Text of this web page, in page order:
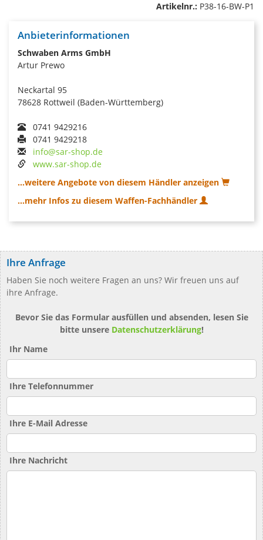
Artikelnr.: P38-16-BW-P1
Anbieterinformationen
Schwaben Arms GmbH
Artur Prewo
Neckartal 95
78628 Rottweil (Baden-Württemberg)
0741 9429216
0741 9429218
info@sar-shop.de
www.sar-shop.de
...weitere Angebote von diesem Händler anzeigen
...mehr Infos zu diesem Waffen-Fachhändler
Ihre Anfrage
Haben Sie noch weitere Fragen an uns? Wir freuen uns auf
ihre Anfrage.
Bevor Sie das Formular ausfüllen und absenden, lesen Sie
bitte unsere Datenschutzerklärung!
Ihr Name
Ihre Telefonnummer
Ihre E-Mail Adresse
Ihre Nachricht